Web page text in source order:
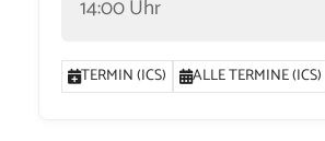
14:00 Uhr
TERMIN (ICS) ALLE TERMINE (ICS)